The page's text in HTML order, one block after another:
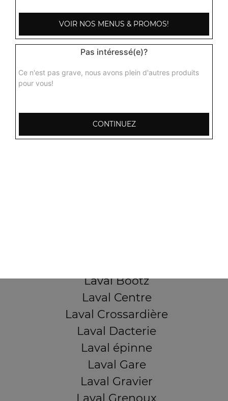
Laval Bootz
Laval Centre
Laval Crossardière
Laval Dacterie
Laval épinne
Laval Gare
Laval Gravier
Laval Grenoux
VOIR NOS MENUS & PROMOS!
Pas intéressé(e)?
Ce n'est pas grave, nous avons plein d'autres produits
pour vous!
CONTINUEZ